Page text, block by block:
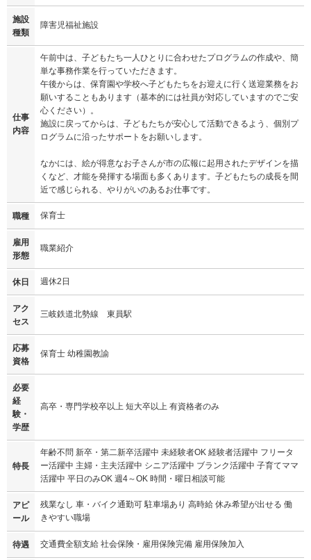
施設
種類
障害児福祉施設
仕事
内容
午前中は、子どもたち一人ひとりに合わせたプログラムの作成や、簡
単な事務作業を行っていただきます。
午後からは、保育園や学校へ子どもたちをお迎えに行く送迎業務をお
願いすることもあります（基本的には社員が対応していますのでご安
心ください）。
施設に戻ってからは、子どもたちが安心して活動できるよう、個別プ
ログラムに沿ったサポートをお願いします。
なかには、絵が得意なお子さんが市の広報に起用されたデザインを描
くなど、才能を発揮する場面も多くあります。子どもたちの成長を間
近で感じられる、やりがいのあるお仕事です。
職種 保育士
雇用
形態
職業紹介
休日 週休2日
アク
セス
三岐鉄道北勢線 東員駅
応募
資格
保育士 幼稚園教諭
必要
経
験・
学歴
高卒・専門学校卒以上 短大卒以上 有資格者のみ
特長
年齢不問 新卒・第二新卒活躍中 未経験者OK 経験者活躍中 フリータ
ー活躍中 主婦・主夫活躍中 シニア活躍中 ブランク活躍中 子育てママ
活躍中 平日のみOK 週4～OK 時間・曜日相談可能
アピ
ール
残業なし 車・バイク通勤可 駐車場あり 高時給 休み希望が出せる 働
きやすい職場
待遇 交通費全額支給 社会保険・雇用保険完備 雇用保険加入